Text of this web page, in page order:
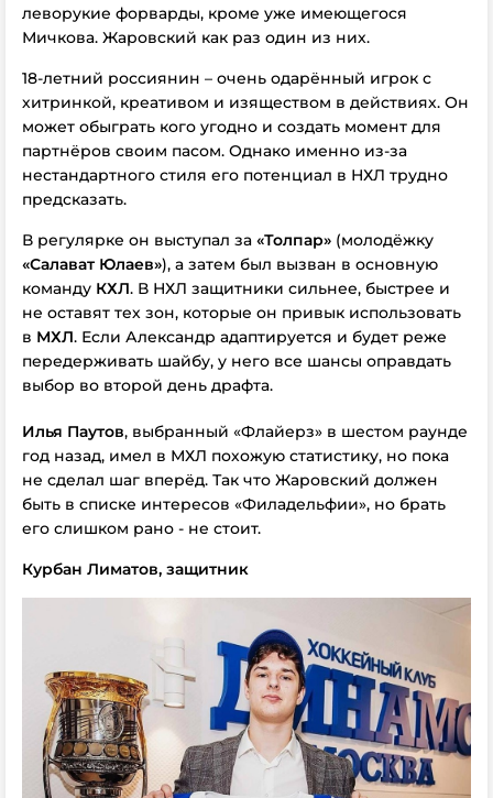
леворукие форварды, кроме уже имеющегося
Мичкова. Жаровский как раз один из них.
18-летний россиянин – очень одарённый игрок с
хитринкой, креативом и изяществом в действиях. Он
может обыграть кого угодно и создать момент для
партнёров своим пасом. Однако именно из-за
нестандартного стиля его потенциал в НХЛ трудно
предсказать.
В регулярке он выступал за «Толпар» (молодёжку
«Салават Юлаев»), а затем был вызван в основную
команду КХЛ. В НХЛ защитники сильнее, быстрее и
не оставят тех зон, которые он привык использовать
в МХЛ. Если Александр адаптируется и будет реже
передерживать шайбу, у него все шансы оправдать
выбор во второй день драфта.
Илья Паутов, выбранный «Флайерз» в шестом раунде
год назад, имел в МХЛ похожую статистику, но пока
не сделал шаг вперёд. Так что Жаровский должен
быть в списке интересов «Филадельфии», но брать
его слишком рано - не стоит.
Курбан Лиматов, защитник